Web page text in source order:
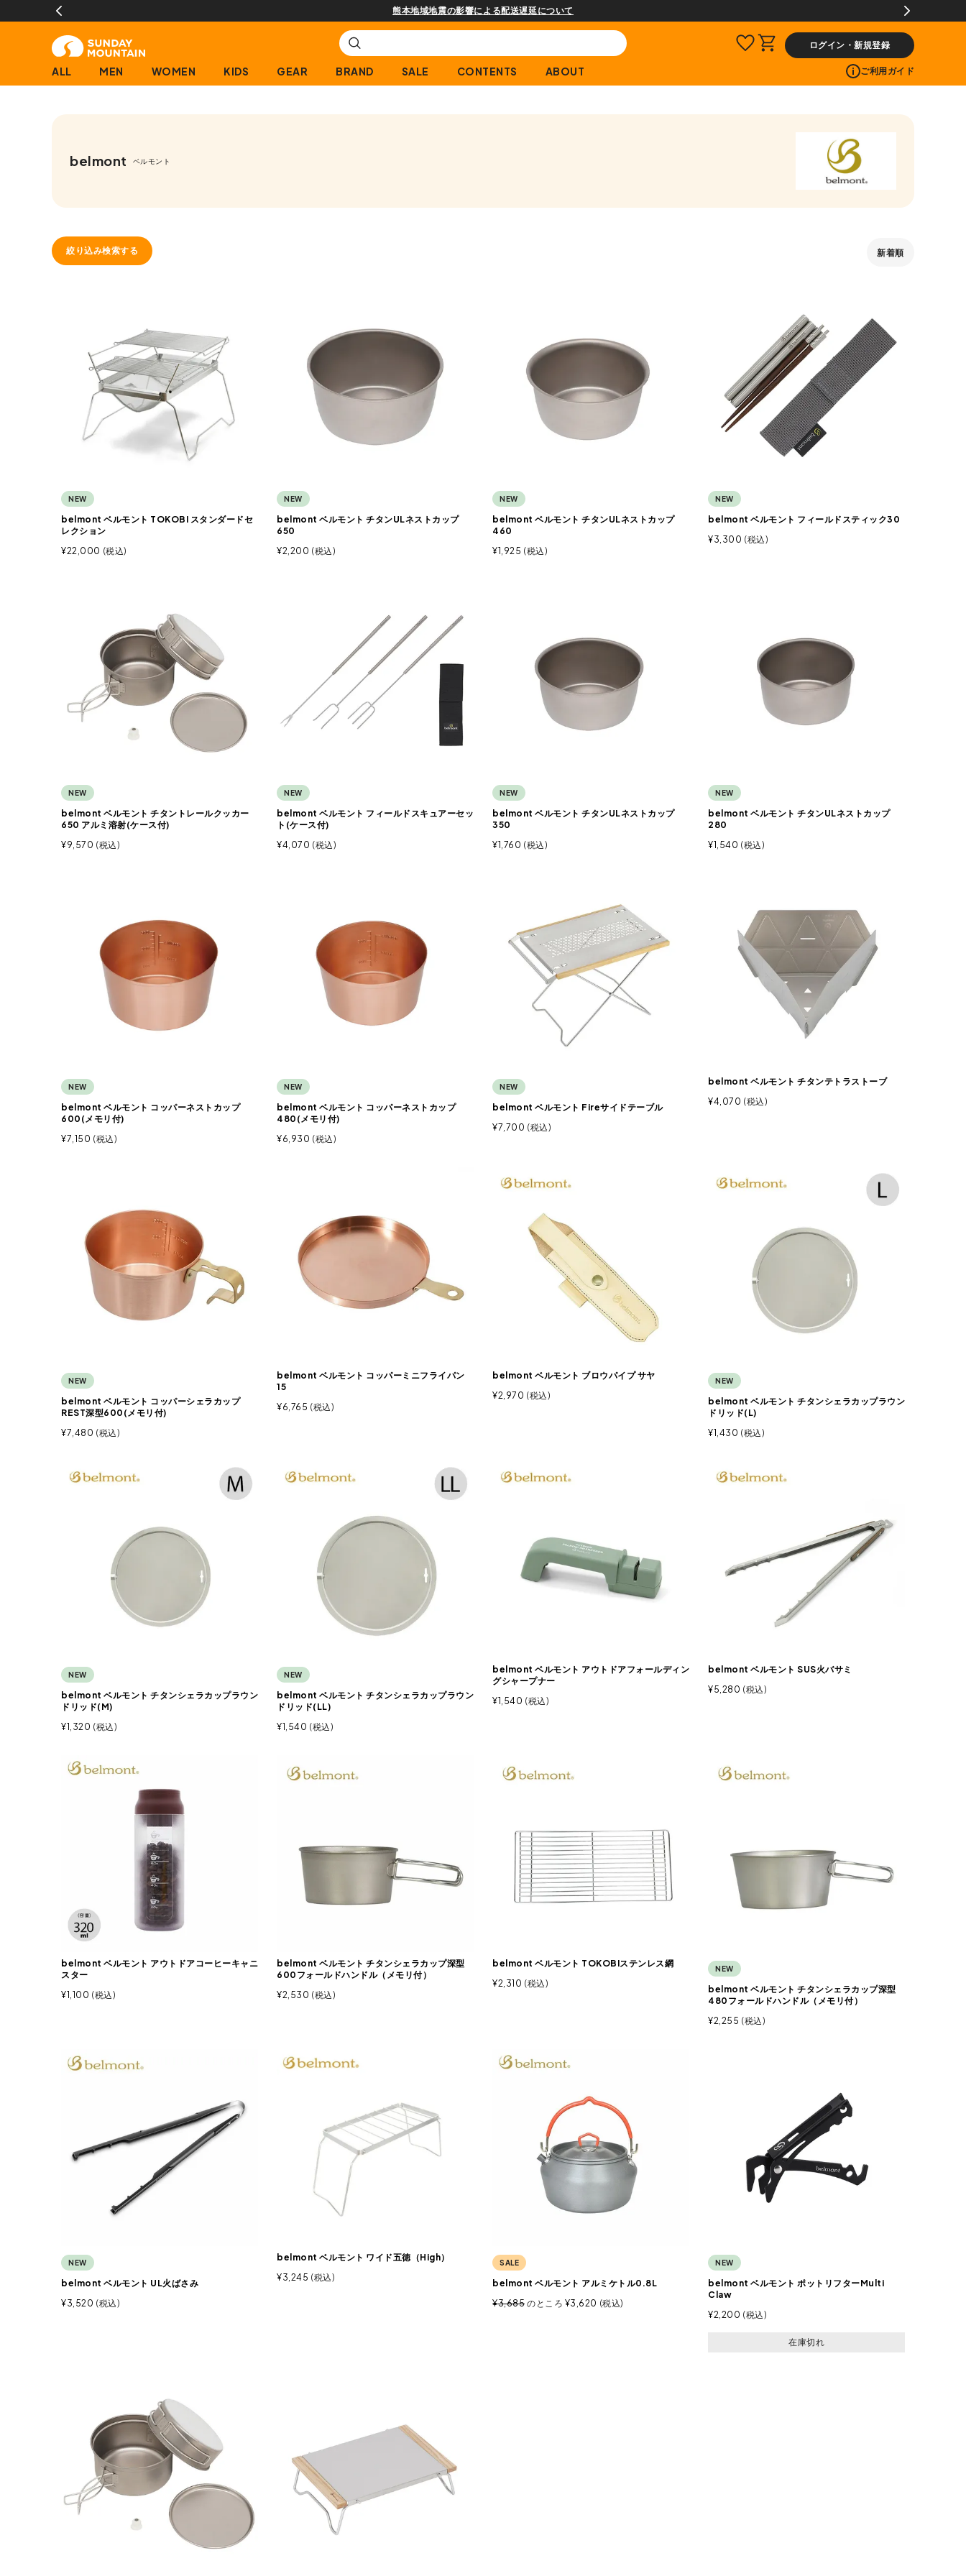
熊本地域地震の影響による配送遅延について
ログイン・新規登録
ALL MEN WOMEN KIDS GEAR BRAND SALE CONTENTS ABOUT ご利用ガイド
belmont ベルモント
絞り込み検索する 新着順
NEW
belmont ベルモント TOKOBI スタンダードセ
レクション
¥22,000 税込
NEW
belmont ベルモント チタンULネストカップ
650
¥2,200 税込
NEW
belmont ベルモント チタンULネストカップ
460
¥1,925 税込
NEW
belmont ベルモント フィールドスティック30
¥3,300 税込
NEW
belmont ベルモント チタントレールクッカー
650 アルミ溶射(ケース付)
¥9,570 税込
NEW
belmont ベルモント フィールドスキュアーセッ
ト(ケース付)
¥4,070 税込
NEW
belmont ベルモント チタンULネストカップ
350
¥1,760 税込
NEW
belmont ベルモント チタンULネストカップ
280
¥1,540 税込
NEW
belmont ベルモント コッパーネストカップ
600(メモリ付)
¥7,150 税込
NEW
belmont ベルモント コッパーネストカップ
480(メモリ付)
¥6,930 税込
NEW
belmont ベルモント Fireサイドテーブル
¥7,700 税込
belmont ベルモント チタンテトラストーブ
¥4,070 税込
NEW
belmont ベルモント コッパーシェラカップ
REST深型600(メモリ付)
¥7,480 税込
belmont ベルモント コッパーミニフライパン
15
¥6,765 税込
belmont ベルモント ブロウパイプ サヤ
¥2,970 税込
NEW
belmont ベルモント チタンシェラカップラウン
ドリッド(L)
¥1,430 税込
NEW
belmont ベルモント チタンシェラカップラウン
ドリッド(M)
¥1,320 税込
NEW
belmont ベルモント チタンシェラカップラウン
ドリッド(LL)
¥1,540 税込
belmont ベルモント アウトドアフォールディン
グシャープナー
¥1,540 税込
belmont ベルモント SUS火バサミ
¥5,280 税込
belmont ベルモント アウトドアコーヒーキャニ
スター
¥1,100 税込
belmont ベルモント チタンシェラカップ深型
600フォールドハンドル（メモリ付）
¥2,530 税込
belmont ベルモント TOKOBIステンレス網
¥2,310 税込
NEW
belmont ベルモント チタンシェラカップ深型
480フォールドハンドル（メモリ付）
¥2,255 税込
NEW
belmont ベルモント UL火ばさみ
¥3,520 税込
belmont ベルモント ワイド五徳（High）
¥3,245 税込
SALE
belmont ベルモント アルミケトル0.8L
¥3,685 のところ ¥3,620 税込
NEW
belmont ベルモント ポットリフターMulti
Claw
¥2,200 税込
在庫切れ